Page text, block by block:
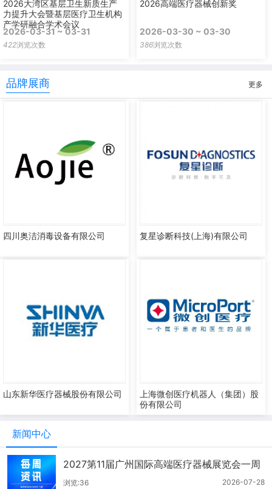
2026大湾区基层卫生新质生产
力提升大会暨基层医疗卫生机构
产学研融合学术会议
2026-03-31 ~ 03-31
422浏览次数
2026高端医疗器械创新奖
2026-03-30 ~ 03-30
386浏览次数
品牌展商 更多
四川奥洁消毒设备有限公司 复星诊断科技(上海)有限公司
山东新华医疗器械股份有限公司
上海微创医疗机器人（集团）股
份有限公司
新闻中心
2027第11届广州国际高端医疗器械展览会一周
报（7.22-7.28）
2026-07-28
浏览:36